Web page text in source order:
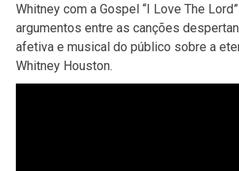
Whitney com a Gospel “I Love The
argumentos entre as canções
afetiva e musical do público sobre a
Whitney Houston.